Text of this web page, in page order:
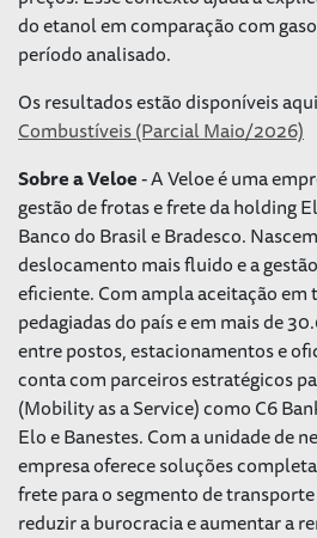
do etanol em comparação com
período analisado.
Os resultados estão disponíveis
Combustíveis (Parcial Maio/2026)
Sobre a Veloe- A Veloe é uma
gestão de frotas e frete da holding
Banco do Brasil e Bradesco.
deslocamento mais fluido e a
eficiente. Com ampla aceitação em
pedagiadas do país e em mais de
entre postos, estacionamentos e
conta com parceiros estratégicos
(Mobility as a Service) como C6
Elo e Banestes. Com a unidade de
empresa oferece soluções
frete para o segmento de
reduzir a burocracia e aumentar a